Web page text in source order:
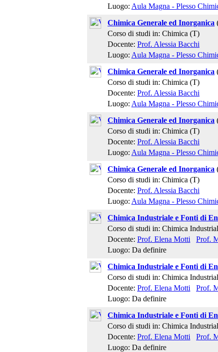
Luogo: Aula Magna - Plesso
Chimica Generale ed Inorganica
Corso di studi in: Chimica (T)
Docente: Prof. Alessia Bacchi
Luogo: Aula Magna - Plesso
Chimica Generale ed Inorganica
Corso di studi in: Chimica (T)
Docente: Prof. Alessia Bacchi
Luogo: Aula Magna - Plesso
Chimica Generale ed Inorganica
Corso di studi in: Chimica (T)
Docente: Prof. Alessia Bacchi
Luogo: Aula Magna - Plesso
Chimica Generale ed Inorganica
Corso di studi in: Chimica (T)
Docente: Prof. Alessia Bacchi
Luogo: Aula Magna - Plesso
Chimica Industriale e Fonti di
Corso di studi in: Chimica
Docente: Prof. Elena Motti
Prof.
Luogo: Da definire
Chimica Industriale e Fonti di
Corso di studi in: Chimica
Docente: Prof. Elena Motti
Prof.
Luogo: Da definire
Chimica Industriale e Fonti di
Corso di studi in: Chimica
Docente: Prof. Elena Motti
Prof.
Luogo: Da definire